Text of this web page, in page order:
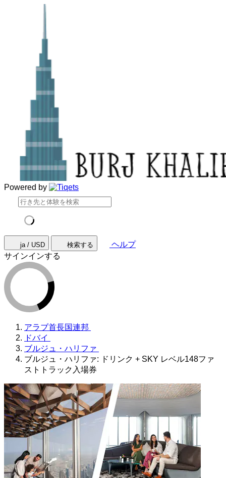
Powered by
ja / USD 検索する
ヘルプ
サインインする
アラブ首長国連邦
ドバイ
ブルジュ・ハリファ
ブルジュ・ハリファ: ドリンク + SKY レベル148ファ
ストトラック入場券